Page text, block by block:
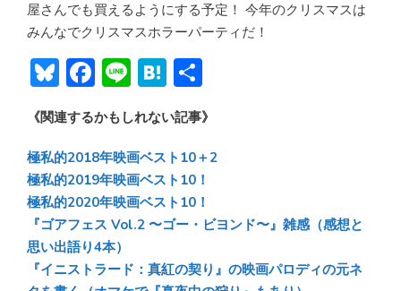
屋さんでも買えるようにする予定！ 今年のクリスマスは
みんなでクリスマスホラーパーティだ！
Bl
u
e
sk
y
F
ac
e
b
o
ok
Li
n
e
H
at
e
n
a
有
《関連するかもしれない記事》
極私的2018年映画ベスト10＋2
極私的2019年映画ベスト10！
極私的2020年映画ベスト10！
『ゴアフェス Vol.2 〜ゴー・ビヨンド〜』雑感（感想と
思い出語り4本）
『イニストラード：真紅の契り』の映画パロディの元ネ